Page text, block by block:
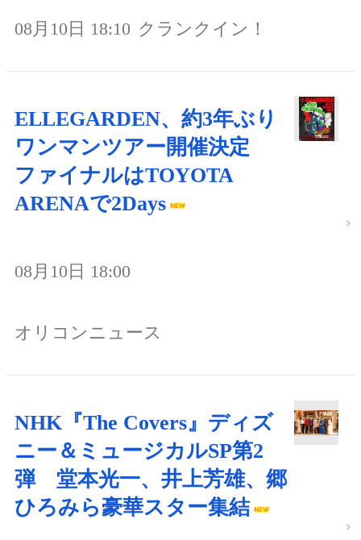
08月10日 18:10 クランクイン！
ELLEGARDEN、約3年ぶり
ワンマンツアー開催決定
ファイナルはTOYOTA
ARENAで2Days
08月10日 18:00
オリコンニュース
NHK『The Covers』ディズ
ニー＆ミュージカルSP第2
弾 堂本光一、井上芳雄、郷
ひろみら豪華スター集結